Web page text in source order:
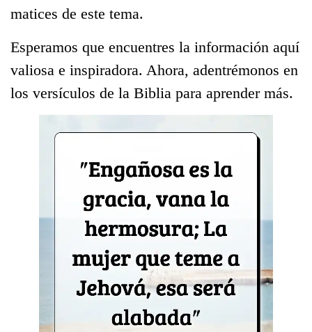
matices de este tema.
Esperamos que encuentres la información aquí
valiosa e inspiradora. Ahora, adentrémonos en
los versículos de la Biblia para aprender más.